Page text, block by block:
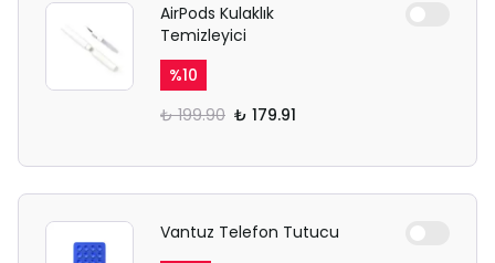
AirPods Kulaklık
Temizleyici
%10
₺ 199.90 ₺ 179.91
Vantuz Telefon Tutucu